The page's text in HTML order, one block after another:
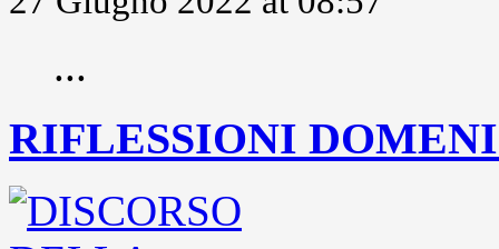
...
RIFLESSIONI